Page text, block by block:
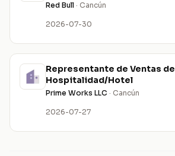
Red Bull · Cancún
2026-07-30
Representante de Ventas de
Hospitalidad/Hotel
Prime Works LLC · Cancún
2026-07-27